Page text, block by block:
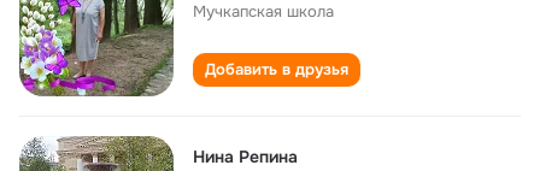
Мучкапская школа
Добавить в друзья
Нина Репина